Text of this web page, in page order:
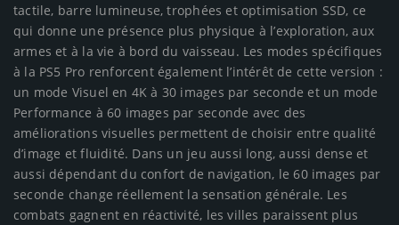
tactile, barre lumineuse, trophées et optimisation SSD, ce
qui donne une présence plus physique à l’exploration, aux
armes et à la vie à bord du vaisseau. Les modes spécifiques
à la PS5 Pro renforcent également l’intérêt de cette version :
un mode Visuel en 4K à 30 images par seconde et un mode
Performance à 60 images par seconde avec des
améliorations visuelles permettent de choisir entre qualité
d’image et fluidité. Dans un jeu aussi long, aussi dense et
aussi dépendant du confort de navigation, le 60 images par
seconde change réellement la sensation générale. Les
combats gagnent en réactivité, les villes paraissent plus